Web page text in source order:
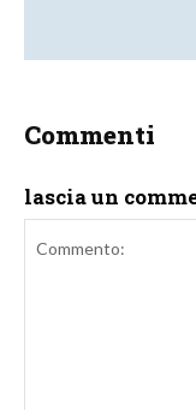
Commenti
lascia un